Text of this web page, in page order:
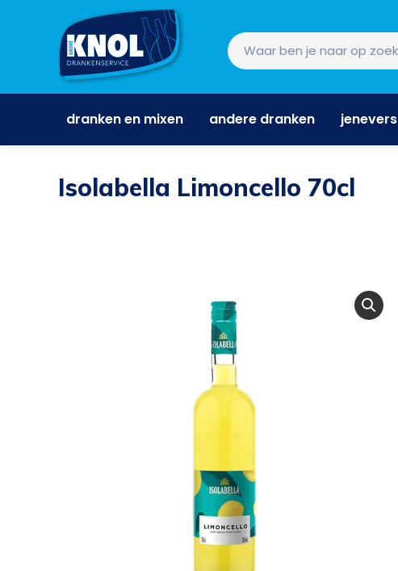
dranken en mixen andere dranken jenevers
Isolabella Limoncello 70cl
dranken en mixen